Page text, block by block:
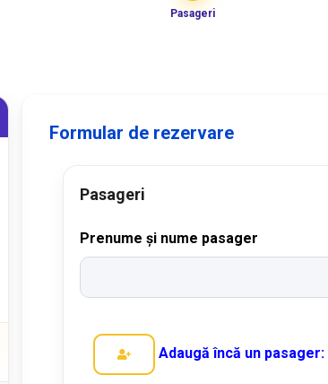
Pasageri
Formular de rezervare
Pasageri
Prenume și nume pasager
Adaugă încă un pasager: